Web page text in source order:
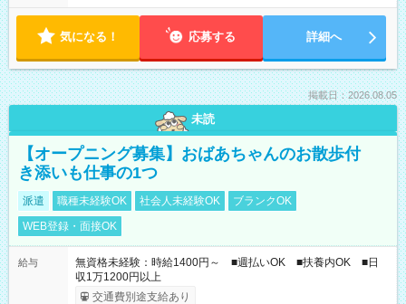
気になる！ 応募する 詳細へ
掲載日：2026.08.05
未読
【オープニング募集】おばあちゃんのお散歩付
き添いも仕事の1つ
派遣 職種未経験OK 社会人未経験OK
ブランクOK
WEB登録・面接OK
給与
無資格未経験：時給1400円～ ■週払いOK ■扶養内OK ■日
収1万1200円以上
交通費別途支給あり